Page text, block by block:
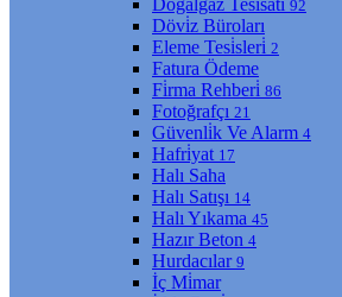
92
Dövi̇z Büroları
Eleme Tesi̇sleri̇ 2
Fatura Ödeme
Fi̇rma Rehberi̇ 86
Fotoğrafçı 21
Güvenli̇k Ve Alarm 4
Hafri̇yat 17
Halı Saha
Halı Satışı 14
Halı Yıkama 45
Hazır Beton 4
Hurdacılar 9
İç Mi̇mar